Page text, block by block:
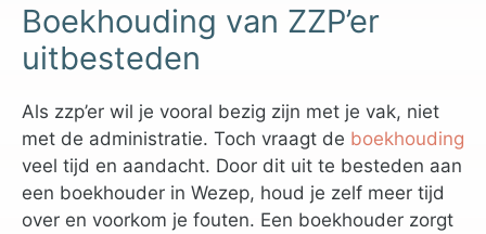
Boekhouding van ZZP’er
uitbesteden
Als zzp’er wil je vooral bezig zijn met je vak, niet
met de administratie. Toch vraagt de boekhouding
veel tijd en aandacht. Door dit uit te besteden aan
een boekhouder in Wezep, houd je zelf meer tijd
over en voorkom je fouten. Een boekhouder zorgt